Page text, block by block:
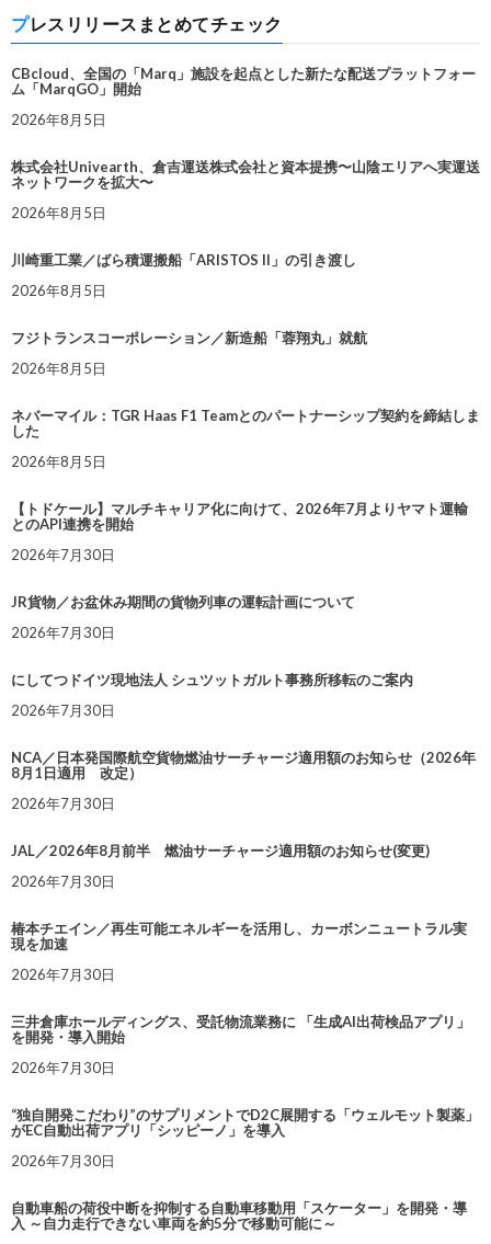
プレスリリースまとめてチェック
CBcloud、全国の「Marq」施設を起点とした新たな配送プラットフォー
ム「MarqGO」開始
2026年8月5日
株式会社Univearth、倉吉運送株式会社と資本提携〜山陰エリアへ実運送
ネットワークを拡大〜
2026年8月5日
川崎重工業／ばら積運搬船「ARISTOS II」の引き渡し
2026年8月5日
フジトランスコーポレーション／新造船「蓉翔丸」就航
2026年8月5日
ネバーマイル：TGR Haas F1 Teamとのパートナーシップ契約を締結しま
した
2026年8月5日
【トドケール】マルチキャリア化に向けて、2026年7月よりヤマト運輸
とのAPI連携を開始
2026年7月30日
JR貨物／お盆休み期間の貨物列車の運転計画について
2026年7月30日
にしてつドイツ現地法人 シュツットガルト事務所移転のご案内
2026年7月30日
NCA／日本発国際航空貨物燃油サーチャージ適用額のお知らせ（2026年
8月1日適用 改定）
2026年7月30日
JAL／2026年8月前半 燃油サーチャージ適用額のお知らせ(変更)
2026年7月30日
椿本チエイン／再生可能エネルギーを活用し、カーボンニュートラル実
現を加速
2026年7月30日
三井倉庫ホールディングス、受託物流業務に 「生成AI出荷検品アプリ」
を開発・導入開始
2026年7月30日
“独自開発こだわり”のサプリメントでD2C展開する「ウェルモット製薬」
がEC自動出荷アプリ「シッピーノ」を導入
2026年7月30日
自動車船の荷役中断を抑制する自動車移動用「スケーター」を開発・導
入 ～自力走行できない車両を約5分で移動可能に～